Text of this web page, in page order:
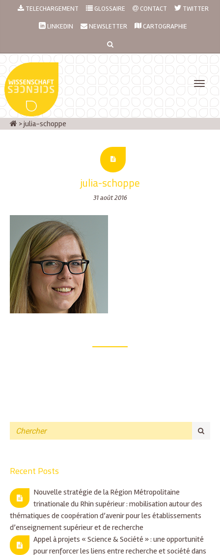
TELECHARGEMENT GLOSSAIRE CONTACT TWITTER
LINKEDIN NEWSLETTER CARTOGRAPHIE
>julia-schoppe
julia-schoppe
31 août 2016
Recent Posts
Nouvelle stratégie de la Région Métropolitaine
trinationale du Rhin supérieur : mobilisation autour des
thématiques de coopération d’avenir pour les établissements
d’enseignement supérieur et de recherche
Appel à projets « Science & Société » : une opportunité
pour renforcer les liens entre recherche et société dans